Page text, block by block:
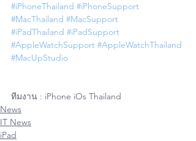
#iPhoneThailand #iPhoneSupport
#MacThailand #MacSupport
#iPadThailand #iPadSupport
#AppleWatchSupport #AppleWatchThailand
#MacUpStudio
ทีมงาน : iPhone iOs Thailand
News
IT News
iPad